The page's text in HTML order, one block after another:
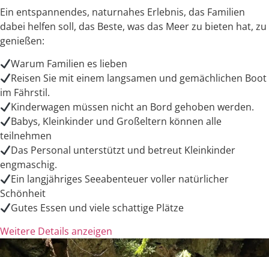
Ein entspannendes, naturnahes Erlebnis, das Familien
dabei helfen soll, das Beste, was das Meer zu bieten hat, zu
genießen:
Warum Familien es lieben
Reisen Sie mit einem langsamen und gemächlichen Boot
im Fährstil.
Kinderwagen müssen nicht an Bord gehoben werden.
Babys, Kleinkinder und Großeltern können alle
teilnehmen
Das Personal unterstützt und betreut Kleinkinder
engmaschig.
Ein langjähriges Seeabenteuer voller natürlicher
Schönheit
Gutes Essen und viele schattige Plätze
Weitere Details anzeigen